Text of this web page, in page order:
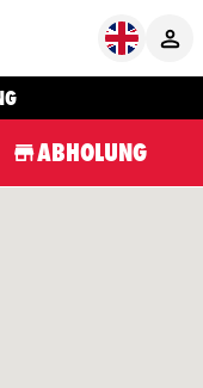
ABHOLUNG